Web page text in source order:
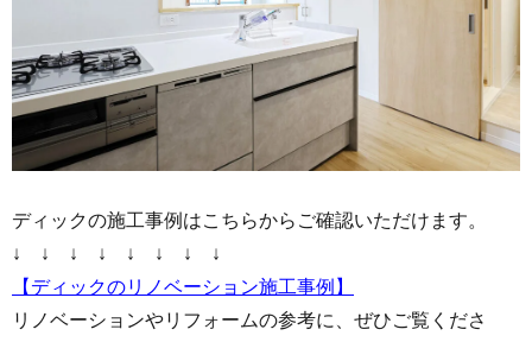
ディックの施工事例はこちらからご確認いただけます。
↓ ↓ ↓ ↓ ↓ ↓ ↓ ↓
【ディックのリノベーション施工事例】
リノベーションやリフォームの参考に、ぜひご覧くださ